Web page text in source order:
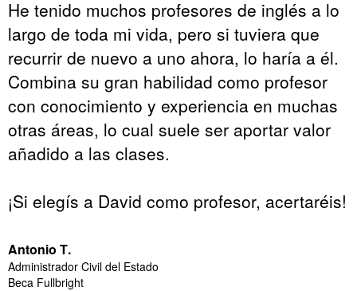
He tenido muchos profesores de inglés a lo
largo de toda mi vida, pero si tuviera que
recurrir de nuevo a uno ahora, lo haría a él.
Combina su gran habilidad como profesor
con conocimiento y experiencia en muchas
otras áreas, lo cual suele ser aportar valor
añadido a las clases.
¡Si elegís a David como profesor, acertaréis!
Antonio T.
Administrador Civil del Estado
Beca Fullbright